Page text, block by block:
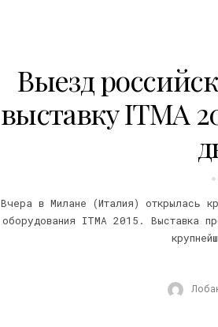
Выезд
выставку ITMA
Вчера в Милане (Италия) открылась
оборудования ITMA 2015. Выставка